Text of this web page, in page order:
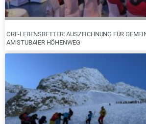
ORF-LEBENSRETTER: AUSZEICHNUNG FÜR
AM STUBAIER HÖHENWEG